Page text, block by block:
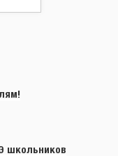
школьников